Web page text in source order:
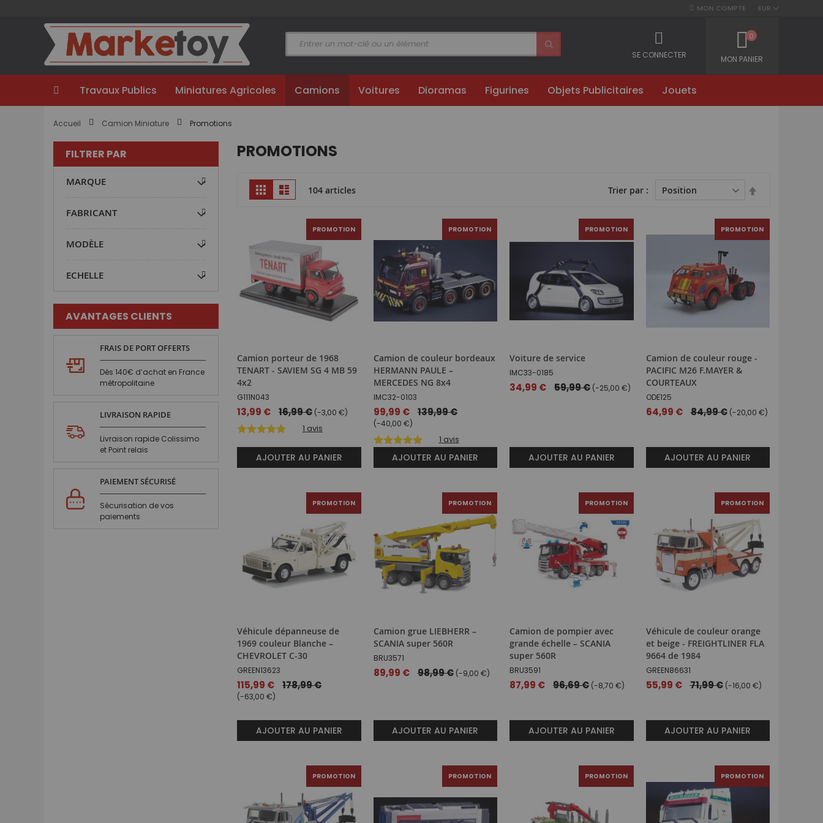
EUR
contenu
MON COMPTE
MON PANIER
0
SE CONNECTER
Travaux Publics Miniatures Agricoles Camions Voitures Dioramas Figurines Objets Publicitaires Jouets
Accueil Camion Miniature Promotions
PROMOTIONS
Afficher
en
Grille Liste 104 articles Trier par
PROMOTION
Camion porteur de 1968
TENART - SAVIEM SG 4 MB 59
4x2
G111N043
Prix
13,99 € 16,99 € (-3,00 €)
1 avis
AJOUTER AU PANIER
PROMOTION
Camion de couleur bordeaux
HERMANN PAULE –
MERCEDES NG 8x4
IMC32-0103
Prix
spécial
99,99 € 139,99 €
(-40,00 €)
1 avis
AJOUTER AU PANIER
PROMOTION
Voiture de service
IMC33-0185
Prix
34,99 € 59,99 € (-25,00 €)
AJOUTER AU PANIER
PROMOTION
Camion de couleur rouge -
PACIFIC M26 F.MAYER &
COURTEAUX
ODE125
Prix
64,99 € 84,99 € (-20,00 €)
AJOUTER AU PANIER
PROMOTION
Véhicule dépanneuse de
1969 couleur Blanche –
CHEVROLET C-30
GREEN13623
Prix
spécial
115,99 € 178,99 €
(-63,00 €)
AJOUTER AU PANIER
PROMOTION
Camion grue LIEBHERR –
SCANIA super 560R
BRU3571
Prix
89,99 € 98,99 € (-9,00 €)
AJOUTER AU PANIER
PROMOTION
Camion de pompier avec
grande échelle – SCANIA
super 560R
BRU3591
Prix
87,99 € 96,69 € (-8,70 €)
AJOUTER AU PANIER
PROMOTION
Véhicule de couleur orange
et beige - FREIGHTLINER FLA
9664 de 1984
GREEN86631
Prix
55,99 € 71,99 € (-16,00 €)
AJOUTER AU PANIER
PROMOTION PROMOTION PROMOTION PROMOTION
FILTRER PAR
MARQUE
FABRICANT
MODÈLE
ECHELLE
AVANTAGES CLIENTS
FRAIS DE PORT OFFERTS
Dès 140€ d’achat en France
métropolitaine
LIVRAISON RAPIDE
Livraison rapide Colissimo
et Point relais
PAIEMENT SÉCURISÉ
Sécurisation de vos
paiements